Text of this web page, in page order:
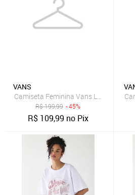
VANS
Camiseta Feminina Vans Logo Knit
R$199,99 - 45%
R$ 109,99 no Pix